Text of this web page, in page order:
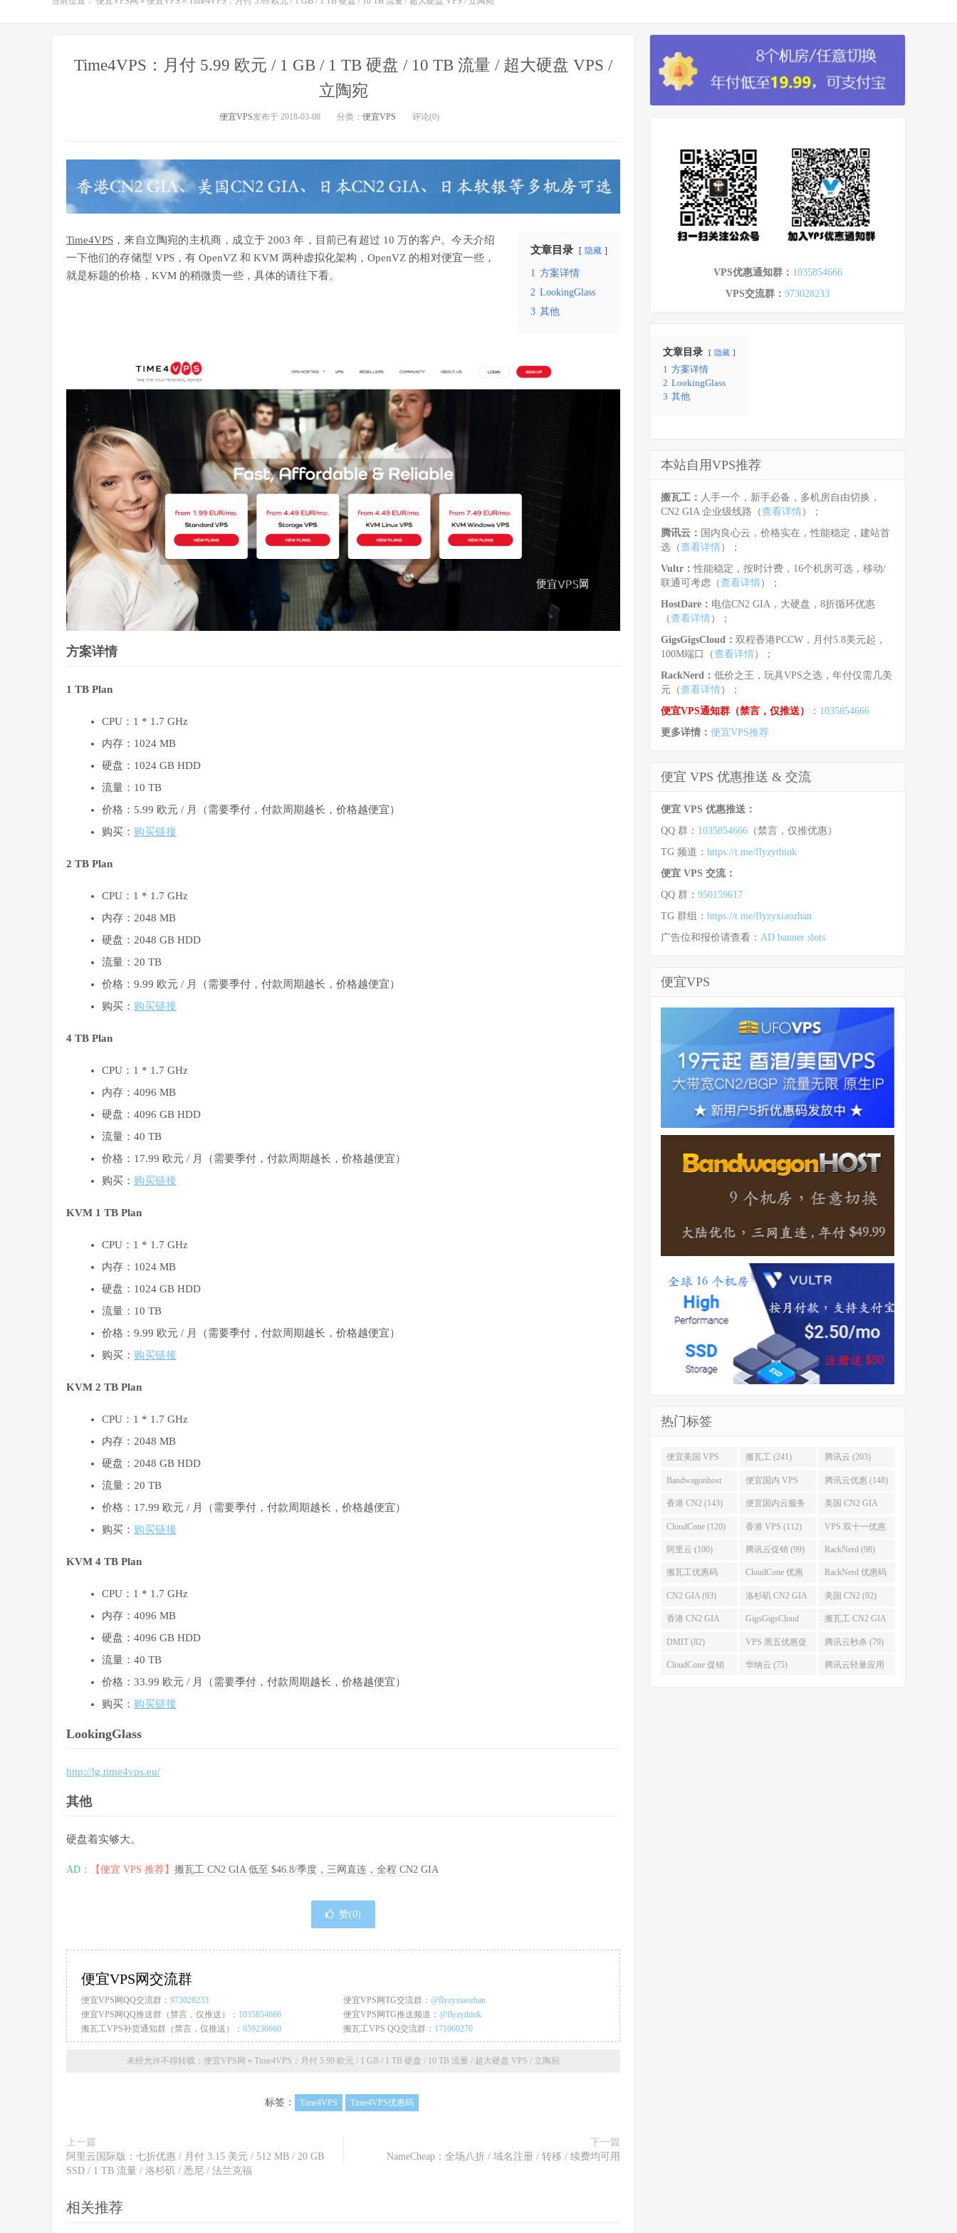
Time4VPS：月付 5.99 欧元 / 1 GB / 1 TB 硬盘 / 10 TB 流量 / 超大硬盘 VPS /
立陶宛
便宜VPS发布于 2018-03-08 分类： 便宜VPS 评论(0)
文章目录 隐藏
1 方案详情
2 LookingGlass
3 其他
Time4VPS ，来自立陶宛的主机商，成立于 2003 年，目前已有超过 10 万的客户。今天介绍
一下他们的存储型 VPS，有 OpenVZ 和 KVM 两种虚拟化架构，OpenVZ 的相对便宜一些，
就是标题的价格，KVM 的稍微贵一些，具体的请往下看。
方案详情
1 TB Plan
CPU：1 * 1.7 GHz
内存：1024 MB
硬盘：1024 GB HDD
流量：10 TB
价格：5.99 欧元 / 月（需要季付，付款周期越长，价格越便宜）
购买： 购买链接
2 TB Plan
CPU：1 * 1.7 GHz
内存：2048 MB
硬盘：2048 GB HDD
流量：20 TB
价格：9.99 欧元 / 月（需要季付，付款周期越长，价格越便宜）
购买： 购买链接
4 TB Plan
CPU：1 * 1.7 GHz
内存：4096 MB
硬盘：4096 GB HDD
流量：40 TB
价格：17.99 欧元 / 月（需要季付，付款周期越长，价格越便宜）
购买： 购买链接
KVM 1 TB Plan
CPU：1 * 1.7 GHz
内存：1024 MB
硬盘：1024 GB HDD
流量：10 TB
价格：9.99 欧元 / 月（需要季付，付款周期越长，价格越便宜）
购买： 购买链接
KVM 2 TB Plan
CPU：1 * 1.7 GHz
内存：2048 MB
硬盘：2048 GB HDD
流量：20 TB
价格：17.99 欧元 / 月（需要季付，付款周期越长，价格越便宜）
购买： 购买链接
KVM 4 TB Plan
CPU：1 * 1.7 GHz
内存：4096 MB
硬盘：4096 GB HDD
流量：40 TB
价格：33.99 欧元 / 月（需要季付，付款周期越长，价格越便宜）
购买： 购买链接
LookingGlass
http://lg.time4vps.eu/
其他
硬盘着实够大。
AD： 【便宜 VPS 推荐】 搬瓦工 CN2 GIA 低至 $46.8/季度，三网直连，全程 CN2 GIA
赞(0)
便宜VPS网交流群
便宜VPS网QQ交流群： 973028233 便宜VPS网TG交流群： @flyzyxiaozhan
便宜VPS网QQ推送群（禁言，仅推送）： 1035854666 便宜VPS网TG推送频道： @flyzythink
搬瓦工VPS补货通知群（禁言，仅推送）： 659236660 搬瓦工VPS QQ交流群： 171060270
未经允许不得转载： 便宜VPS网 » Time4VPS：月付 5.99 欧元 / 1 GB / 1 TB 硬盘 / 10 TB 流量 / 超大硬盘 VPS / 立陶宛
标签： Time4VPS Time4VPS优惠码
上一篇
阿里云国际版：七折优惠 / 月付 3.15 美元 / 512 MB / 20 GB
SSD / 1 TB 流量 / 洛杉矶 / 悉尼 / 法兰克福
下一篇
NameCheap：全场八折 / 域名注册 / 转移 / 续费均可用
相关推荐
VPS优惠通知群： 1035854666
VPS交流群： 973028233
文章目录 隐藏
1 方案详情
2 LookingGlass
3 其他
本站自用VPS推荐
搬瓦工： 人手一个，新手必备，多机房自由切换，
CN2 GIA 企业级线路（查看详情）；
腾讯云： 国内良心云，价格实在，性能稳定，建站首
选（查看详情）；
Vultr：性能稳定，按时计费，16个机房可选，移动/
联通可考虑（查看详情）；
HostDare： 电信CN2 GIA，大硬盘，8折循环优惠
（查看详情）；
GigsGigsCloud： 双程香港PCCW，月付5.8美元起，
100M端口（查看详情）；
RackNerd： 低价之王，玩具VPS之选，年付仅需几美
元（查看详情）；
便宜VPS通知群（禁言，仅推送）
： 1035854666
更多详情： 便宜VPS推荐
便宜 VPS 优惠推送 & 交流
便宜 VPS 优惠推送：
QQ 群： 1035854666 （禁言，仅推优惠）
TG 频道： https://t.me/flyzythink
便宜 VPS 交流：
QQ 群： 950159617
TG 群组： https://t.me/flyzyxiaozhan
广告位和报价请查看： AD banner slots
便宜VPS
热门标签
便宜美国 VPS
(255)
搬瓦工 (241) 腾讯云 (203)
Bandwagonhost
(188)
便宜国内 VPS
(167)
腾讯云优惠 (148)
香港 CN2 (143) 便宜国内云服务
器 (128)
美国 CN2 GIA
(123)
CloudCone (120) 香港 VPS (112) VPS 双十一优惠
促销 (106)
阿里云 (100) 腾讯云促销 (99) RackNerd (98)
搬瓦工优惠码
(96)
CloudCone 优惠
码 (96)
RackNerd 优惠码
(94)
CN2 GIA (93) 洛杉矶 CN2 GIA
(93)
美国 CN2 (92)
香港 CN2 GIA
(92)
GigsGigsCloud
(85)
搬瓦工 CN2 GIA
(83)
DMIT (82) VPS 黑五优惠促
销整理 (80)
腾讯云秒杀 (79)
CloudCone 促销 华纳云 (75) 腾讯云轻量应用